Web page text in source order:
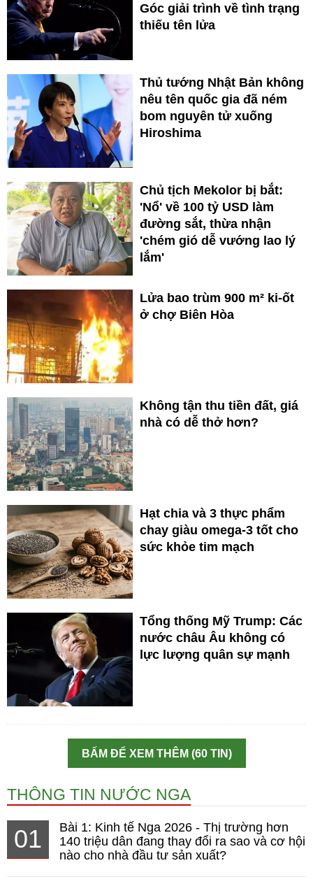
Góc giải trình về tình trạng
thiếu tên lửa
Thủ tướng Nhật Bản không
nêu tên quốc gia đã ném
bom nguyên tử xuống
Hiroshima
Chủ tịch Mekolor bị bắt:
'Nổ' về 100 tỷ USD làm
đường sắt, thừa nhận
'chém gió dễ vướng lao lý
lắm'
Lửa bao trùm 900 m² ki-ốt
ở chợ Biên Hòa
Không tận thu tiền đất, giá
nhà có dễ thở hơn?
Hạt chia và 3 thực phẩm
chay giàu omega-3 tốt cho
sức khỏe tim mạch
Tổng thống Mỹ Trump: Các
nước châu Âu không có
lực lượng quân sự mạnh
BẤM ĐỂ XEM THÊM (60 TIN)
THÔNG TIN NƯỚC NGA
01
Bài 1: Kinh tế Nga 2026 - Thị trường hơn
140 triệu dân đang thay đổi ra sao và cơ hội
nào cho nhà đầu tư sản xuất?